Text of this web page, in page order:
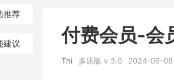
推荐
建议 付费会员-会
Thi 多店版 v 3.0 2024-06-08